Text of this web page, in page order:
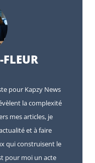
pour Kapzy News
la complexité
mes articles, je
et à faire
qui construisent le
pour moi un acte